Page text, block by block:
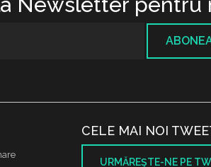
CELE MAI NOI
URMĂREŞTE-NE PE